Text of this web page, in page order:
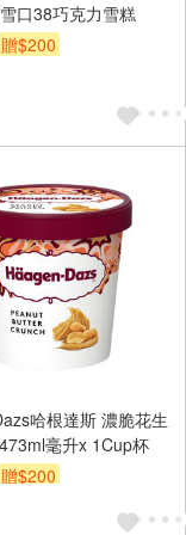
口38巧克力雪糕
贈$200
哈根達斯 濃脆花生
毫升x 1Cup杯
贈$200